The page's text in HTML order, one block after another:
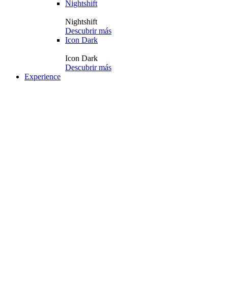
Nightshift
Nightshift
Descubrir más
Icon Dark
Icon Dark
Descubrir más
Experience